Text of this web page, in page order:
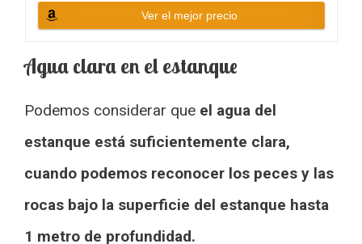
Ver el mejor precio
Agua clara en el estanque
Podemos considerar que el agua del
estanque está suficientemente clara,
cuando podemos reconocer los peces y las
rocas bajo la superficie del estanque hasta
1 metro de profundidad.